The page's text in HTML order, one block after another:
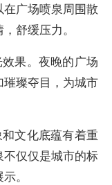
广场喷泉周围散
舒缓压力。
果。夜晚的广场
璨夺目，为城市
文化底蕴有着重
仅仅是城市的标
。